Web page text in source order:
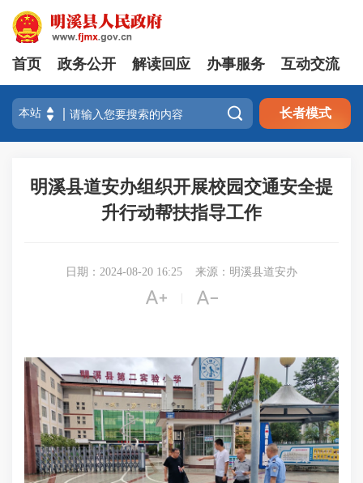
首页 政务公开 解读回应 办事服务 互动交流
 长者模式
明溪县道安办组织开展校园交通安全提
升行动帮扶指导工作
日期：2024-08-20 16:25 来源：明溪县道安办
 